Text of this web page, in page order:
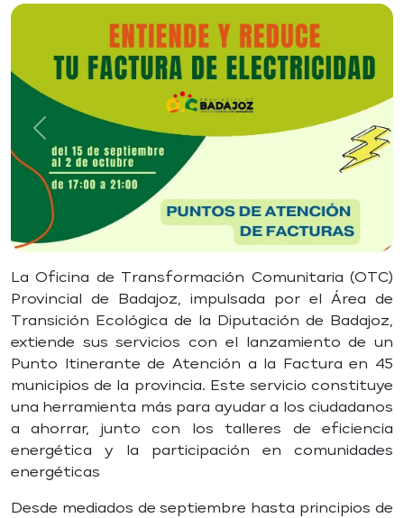
Previous Next
La Oficina de Transformación Comunitaria (OTC)
Provincial de Badajoz, impulsada por el Área de
Transición Ecológica de la Diputación de Badajoz,
extiende sus servicios con el lanzamiento de un
Punto Itinerante de Atención a la Factura en 45
municipios de la provincia. Este servicio constituye
una herramienta más para ayudar a los ciudadanos
a ahorrar, junto con los talleres de eficiencia
energética y la participación en comunidades
energéticas
Desde mediados de septiembre hasta principios de